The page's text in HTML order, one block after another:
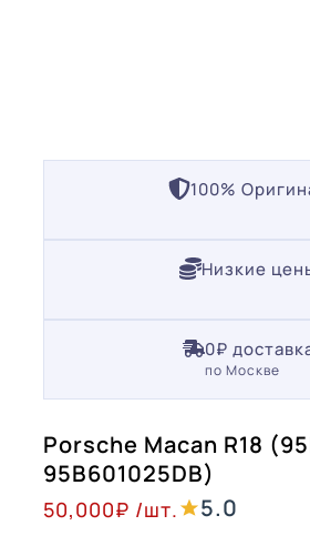
100%
Низкие
0₽
по Москве
Porsche Macan R18
95B601025DB)
50,000₽ /шт. 5.0